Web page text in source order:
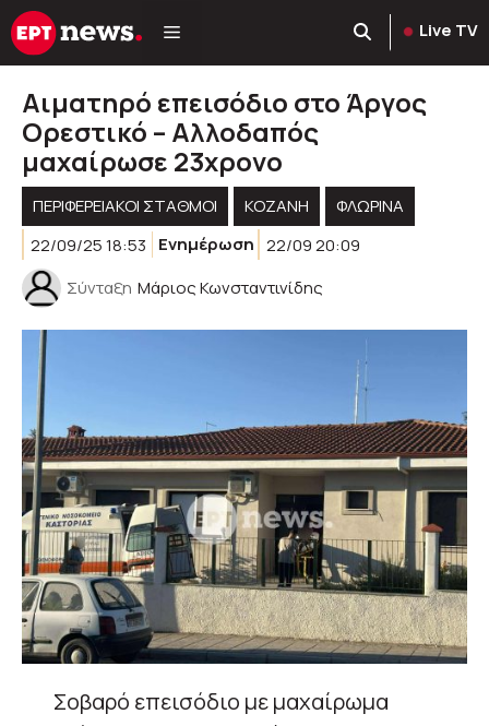
Μετάβαση
σε
Live TV
Αιματηρό επεισόδιο στο Άργος
Ορεστικό – Αλλοδαπός
μαχαίρωσε 23χρονο
ΠΕΡΙΦΕΡΕΙΑΚΟΊ ΣΤΑΘΜΟΊ KOZANH
ΦΛΩΡΙΝΑ
22/09/25 18:53
Ενημέρωση 22/09 20:09
Σύνταξη Μάριος Κωνσταντινίδης
Σοβαρό επεισόδιο με μαχαίρωμα